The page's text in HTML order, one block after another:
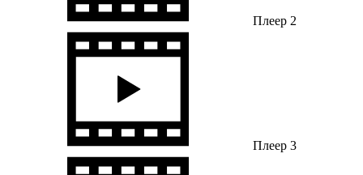
Плеер 2
Плеер 3